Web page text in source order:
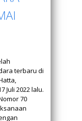
terbaru di
Juli 2022 lalu.
70